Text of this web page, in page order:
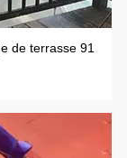
de terrasse 91